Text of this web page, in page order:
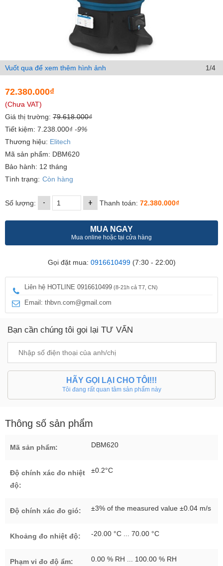
Vuốt qua để xem thêm hình ảnh 1/4
72.380.000₫
(Chưa VAT)
Giá thị trường: 79.618.000₫
Tiết kiệm: 7.238.000₫ -9%
Thương hiệu: Elitech
Mã sản phẩm: DBM620
Bảo hành: 12 tháng
Tình trạng: Còn hàng
Số lượng: - + Thanh toán: 72.380.000₫
MUA NGAY
Mua online hoặc tại cửa hàng
Gọi đặt mua: 0916610499(7:30 - 22:00)
Liên hệ HOTLINE 0916610499 (8-21h cả T7, CN)
Email: thbvn.com@gmail.com
Bạn cần chúng tôi gọi lại TƯ VẤN
HÃY GỌI LẠI CHO TÔI!!!
Tôi đang rất quan tâm sản phẩm này
Thông số sản phẩm
Mã sản phẩm: DBM620
Độ chính xác đo nhiệt
độ:
±0.2°C
Độ chính xác đo gió: ±3% of the measured value ±0.04 m/s
Khoảng đo nhiệt độ: -20.00 °C ... 70.00 °C
Phạm vi đo độ ẩm: 0.00 % RH ... 100.00 % RH